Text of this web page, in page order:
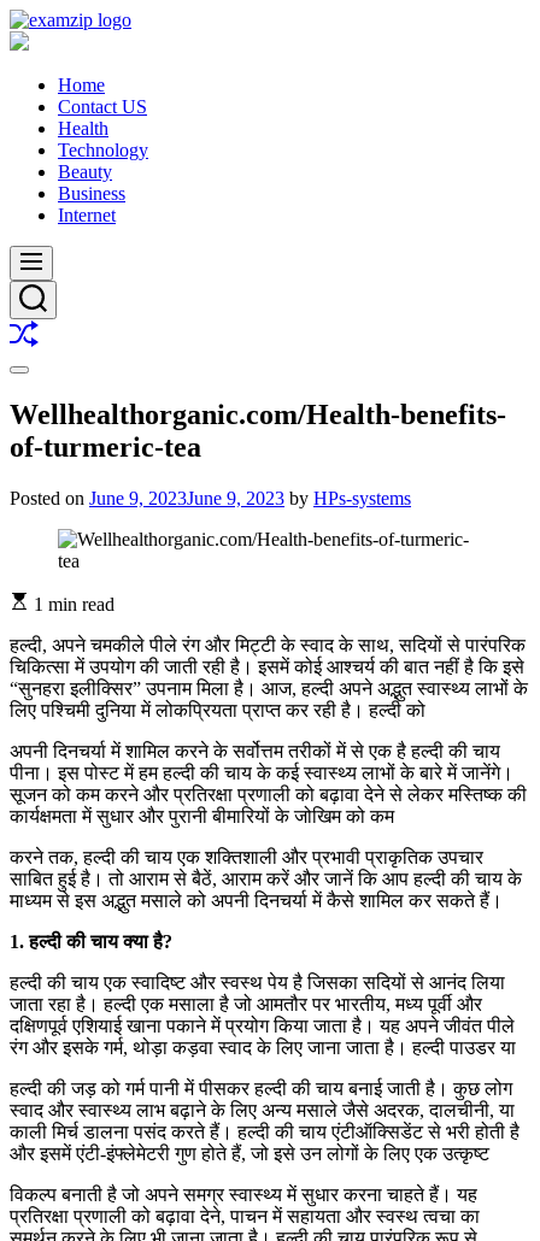
Skip
to
Home
Contact US
Health
Technology
Beauty
Business
Internet
Menu
Search
Shuffle
Switch
mode
Wellhealthorganic.com/Health-benefits-
of-turmeric-tea
Posted on June 9, 2023June 9, 2023 by HPs-systems
1 min read
हल्दी, अपने चमकीले पीले रंग और मिट्टी के स्वाद के साथ, सदियों से पारंपरिक
चिकित्सा में उपयोग की जाती रही है। इसमें कोई आश्चर्य की बात नहीं है कि इसे
“सुनहरा इलीक्सिर” उपनाम मिला है। आज, हल्दी अपने अद्भुत स्वास्थ्य लाभों के
लिए पश्चिमी दुनिया में लोकप्रियता प्राप्त कर रही है। हल्दी को
अपनी दिनचर्या में शामिल करने के सर्वोत्तम तरीकों में से एक है हल्दी की चाय
पीना। इस पोस्ट में हम हल्दी की चाय के कई स्वास्थ्य लाभों के बारे में जानेंगे।
सूजन को कम करने और प्रतिरक्षा प्रणाली को बढ़ावा देने से लेकर मस्तिष्क की
कार्यक्षमता में सुधार और पुरानी बीमारियों के जोखिम को कम
करने तक, हल्दी की चाय एक शक्तिशाली और प्रभावी प्राकृतिक उपचार
साबित हुई है। तो आराम से बैठें, आराम करें और जानें कि आप हल्दी की चाय के
माध्यम से इस अद्भुत मसाले को अपनी दिनचर्या में कैसे शामिल कर सकते हैं।
1. हल्दी की चाय क्या है?
हल्दी की चाय एक स्वादिष्ट और स्वस्थ पेय है जिसका सदियों से आनंद लिया
जाता रहा है। हल्दी एक मसाला है जो आमतौर पर भारतीय, मध्य पूर्वी और
दक्षिणपूर्व एशियाई खाना पकाने में प्रयोग किया जाता है। यह अपने जीवंत पीले
रंग और इसके गर्म, थोड़ा कड़वा स्वाद के लिए जाना जाता है। हल्दी पाउडर या
हल्दी की जड़ को गर्म पानी में पीसकर हल्दी की चाय बनाई जाती है। कुछ लोग
स्वाद और स्वास्थ्य लाभ बढ़ाने के लिए अन्य मसाले जैसे अदरक, दालचीनी, या
काली मिर्च डालना पसंद करते हैं। हल्दी की चाय एंटीऑक्सिडेंट से भरी होती है
और इसमें एंटी-इंफ्लेमेटरी गुण होते हैं, जो इसे उन लोगों के लिए एक उत्कृष्ट
विकल्प बनाती है जो अपने समग्र स्वास्थ्य में सुधार करना चाहते हैं। यह
प्रतिरक्षा प्रणाली को बढ़ावा देने, पाचन में सहायता और स्वस्थ त्वचा का